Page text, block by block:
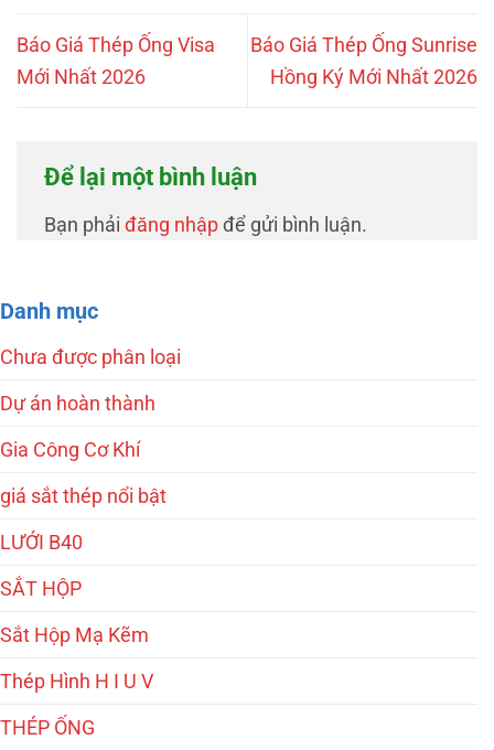
Báo Giá Thép Ống Visa
Mới Nhất 2026
Báo Giá Thép Ống Sunrise
Hồng Ký Mới Nhất 2026
Để lại một bình luận
Bạn phải đăng nhậpđể gửi bình luận.
Danh mục
Chưa được phân loại
Dự án hoàn thành
Gia Công Cơ Khí
giá sắt thép nổi bật
LƯỚI B40
SẮT HỘP
Sắt Hộp Mạ Kẽm
Thép Hình H I U V
THÉP ỐNG